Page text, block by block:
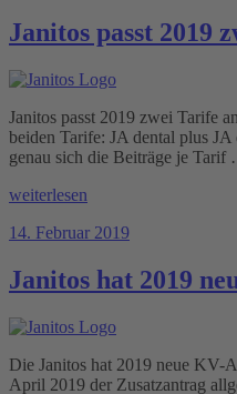
Janitos passt 2019
Janitos passt 2019 zwei Tarife
beiden Tarife: JA dental plus
genau sich die Beiträge je Tarif
„Janitos
2019
Tarife
an“
weiterlesen
Veröffentlicht
14. Februar 2019
Janitos hat 2019
Die Janitos hat 2019 neue KV-
April 2019 der Zusatzantrag